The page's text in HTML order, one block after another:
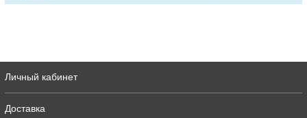
Личный кабинет
Доставка